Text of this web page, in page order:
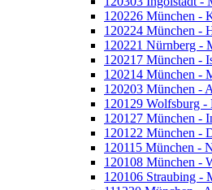
120226 München -
120224 München -
120221 Nürnberg -
120217 München -
120214 München -
120203 München -
120129 Wolfsburg -
120127 München -
120122 München -
120115 München -
120108 München -
120106 Straubing -